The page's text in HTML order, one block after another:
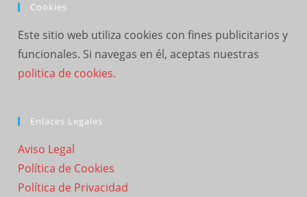
Cookies
Este sitio web utiliza cookies con fines publicitarios y
funcionales. Si navegas en él, aceptas nuestras
politica de cookies.
Enlaces Legales
Aviso Legal
Política de Cookies
Política de Privacidad